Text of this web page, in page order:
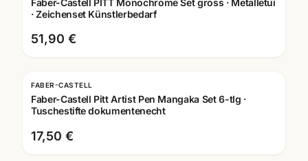
Faber-Castell PITT Monochrome Set gross · Metalletui
· Zeichenset Künstlerbedarf
51,90 €
FABER-CASTELL
Faber-Castell Pitt Artist Pen Mangaka Set 6-tlg ·
Tuschestifte dokumentenecht
17,50 €